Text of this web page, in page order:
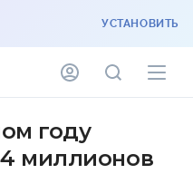
УСТАНОВИТЬ
году
миллионов